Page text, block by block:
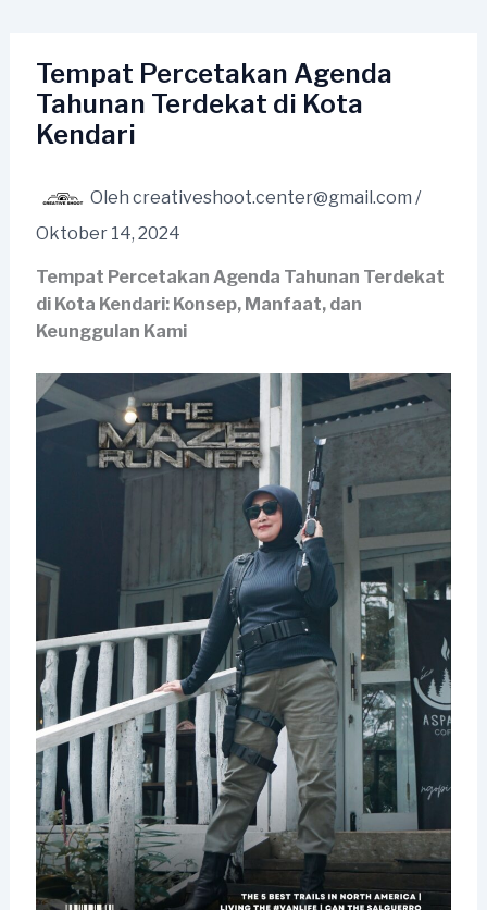
kontenTempat Percetakan Agenda
Tahunan Terdekat di Kota
Kendari
Oleh creativeshoot.center@gmail.com /
Oktober 14, 2024
Tempat Percetakan Agenda Tahunan Terdekat
di Kota Kendari: Konsep, Manfaat, dan
Keunggulan Kami